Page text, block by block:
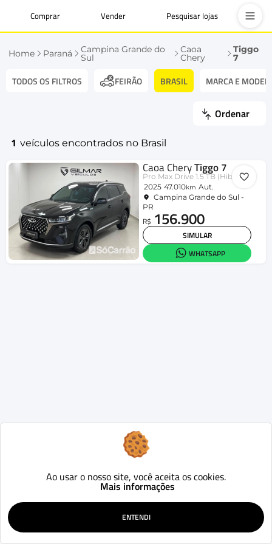
Comprar Vender Pesquisar lojas
Home Paraná Campina Grande do
Sul
Caoa
Chery
Tiggo
7
TODOS OS FILTROS FEIRÃO BRASIL MARCA E
Ordenar
1 veículos encontrados no Brasil
Caoa CheryTiggo 7
Pro Max Drive 1.5 TB (Hibrido)
2025 47.010km Aut.
Campina Grande do Sul -
PR
R$ 156.900
SIMULAR
WHATSAPP
Ao usar o nosso site, você aceita os cookies.
Mais informações
ENTENDI